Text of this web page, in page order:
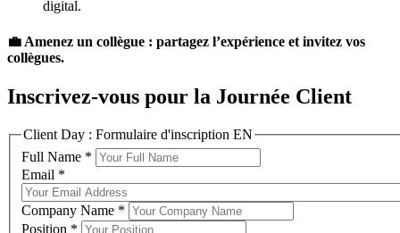
digital.
💼 Amenez un collègue : partagez l’expérience et invitez vos
collègues.
Inscrivez-vous pour la Journée Client
Client Day : Formulaire d'inscription EN
Full Name *
Email *
Company Name *
Position *